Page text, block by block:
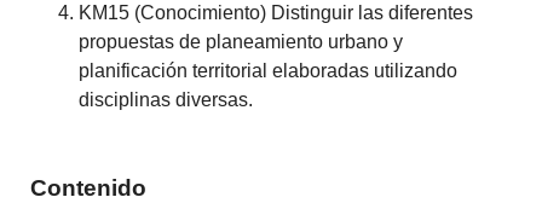
KM15 (Conocimiento) Distinguir las diferentes
propuestas de planeamiento urbano y
planificación territorial elaboradas utilizando
disciplinas diversas.
Contenido